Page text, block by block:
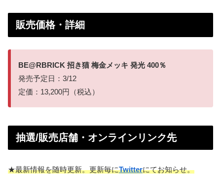
販売価格・詳細
BE@RBRICK 招き猫 梅金メッキ 発光 400％
発売予定日：3/12
定価：13,200円（税込）
抽選/販売店舗・オンラインリンク先
★最新情報を随時更新。更新毎にTwitterにてお知らせ。